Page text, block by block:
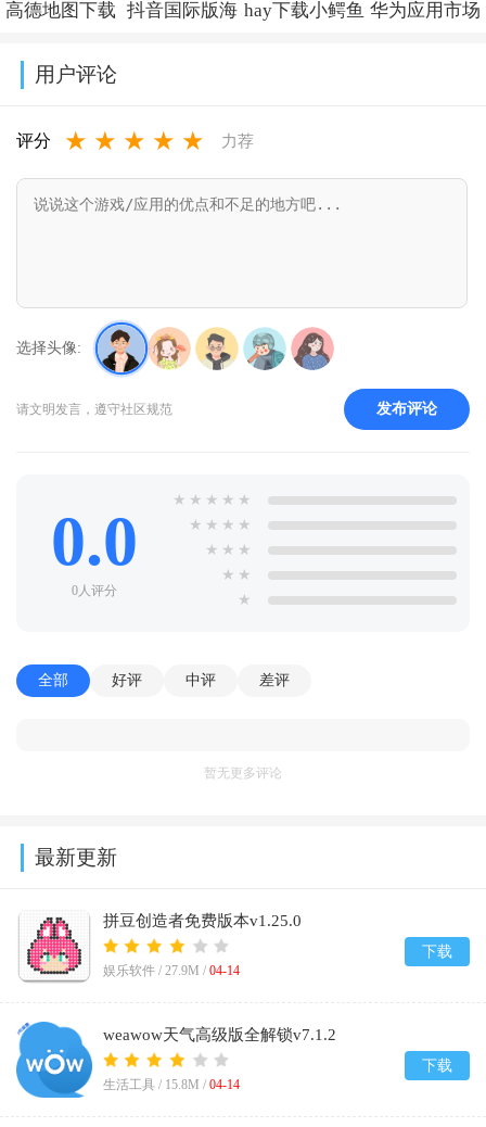
高德地图下载
v16.13.0.2011
抖音国际版海 hay下载小鳄鱼 华为应用市场
用户评论
评分 ★ ★ ★ ★ ★ 力荐
选择头像:
请文明发言，遵守社区规范 发布评论
0.0
0人评分
★ ★ ★ ★ ★
★ ★ ★ ★
★ ★ ★
★ ★
★
全部 好评 中评 差评
暂无更多评论
最新更新
拼豆创造者免费版本v1.25.0
娱乐软件 / 27.9M / 04-14
下载
weawow天气高级版全解锁v7.1.2
生活工具 / 15.8M / 04-14
下载